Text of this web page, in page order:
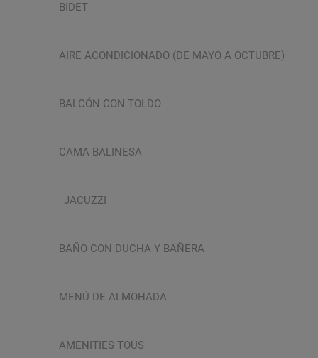
BIDET
AIRE ACONDICIONADO (DE MAYO A OCTUBRE)
BALCÓN CON TOLDO
CAMA BALINESA
JACUZZI
BAÑO CON DUCHA Y BAÑERA
MENÚ DE ALMOHADA
AMENITIES TOUS